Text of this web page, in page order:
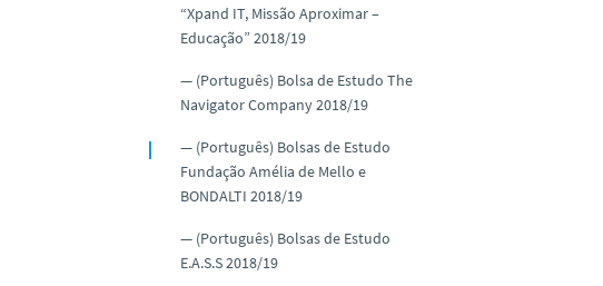
“Xpand IT, Missão Aproximar –
Educação” 2018/19
(Português) Bolsa de Estudo The
Navigator Company 2018/19
(Português) Bolsas de Estudo
Fundação Amélia de Mello e
BONDALTI 2018/19
(Português) Bolsas de Estudo
E.A.S.S 2018/19